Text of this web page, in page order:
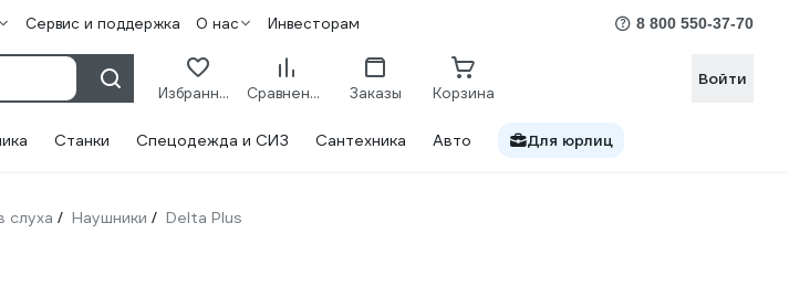
Сервис и поддержка О нас Инвесторам 8 800 550-37-70
Избранное Сравнение Заказы Корзина
Войти
Станки Спецодежда и СИЗ Сантехника Авто Для юрлиц
слуха / Наушники / Delta Plus